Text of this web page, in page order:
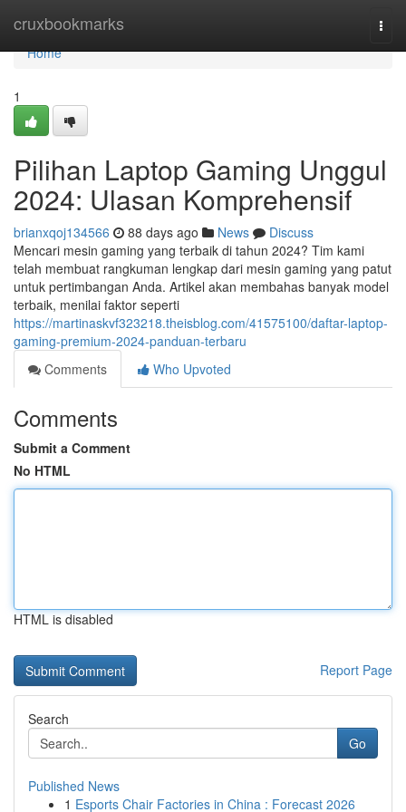
cruxbookmarks
Home
Home
1
Pilihan Laptop Gaming Unggul
2024: Ulasan Komprehensif
brianxqoj134566 88 days ago News
Discuss
Mencari mesin gaming yang terbaik di tahun 2024? Tim kami
telah membuat rangkuman lengkap dari mesin gaming yang patut
untuk pertimbangan Anda. Artikel akan membahas banyak model
terbaik, menilai faktor seperti
https://martinaskvf323218.theisblog.com/41575100/daftar-laptop-
gaming-premium-2024-panduan-terbaru
Comments
Who Upvoted
Comments
Submit a Comment
No HTML
HTML is disabled
Report Page
Search
Go
Published News
1 Esports Chair Factories in China : Forecast 2026